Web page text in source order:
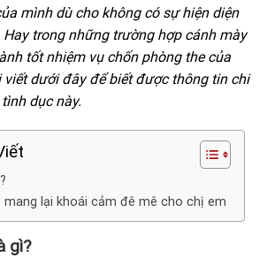
mình dù cho không có sự hiện diện
trong những trường hợp cánh mày
tốt nhiệm vụ chốn phòng the của
viết dưới đây để biết được thông tin chi
dục này.
mang lại khoái cảm đê mê cho chị em
gì?